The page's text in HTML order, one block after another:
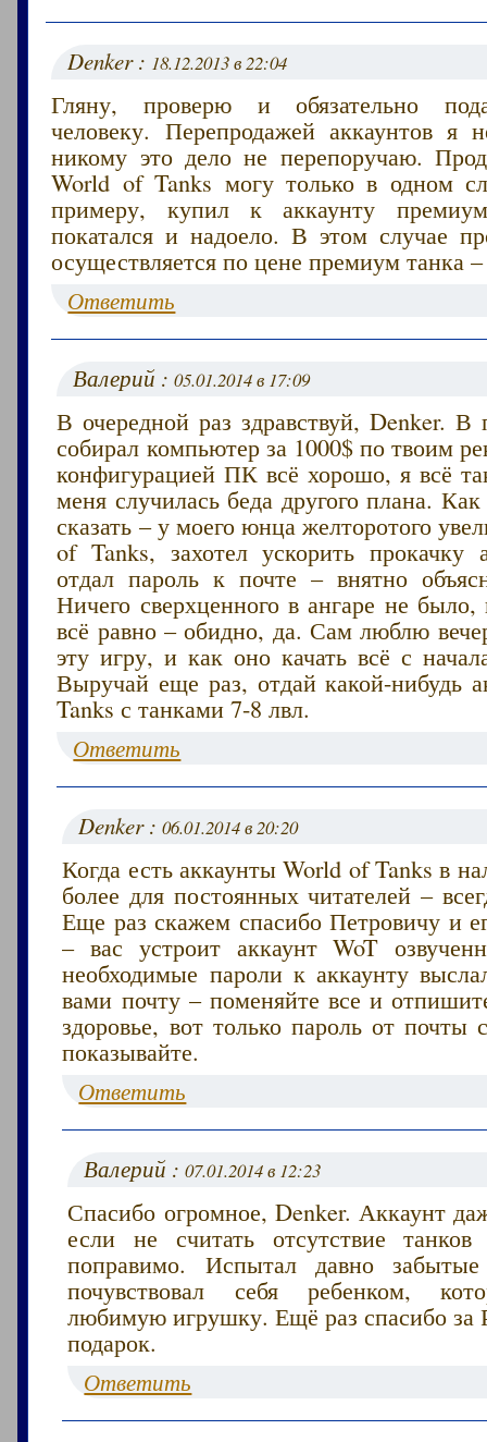
Denker : 18.12.2013 в 22:04
Гляну, проверю и обязательно
человеку. Перепродажей аккаунтов я
никому это дело не перепоручаю.
World of Tanks могу только в одном
примеру, купил к аккаунту
покатался и надоело. В этом случае
осуществляется по цене премиум танка
Ответить
Валерий :05.01.2014 в 17:09
В очередной раз здравствуй, Denker.
собирал компьютер за 1000$ по твоим
конфигурацией ПК всё хорошо, я всё
меня случилась беда другого плана.
сказать – у моего юнца желторотого
of Tanks, захотел ускорить прокачку
отдал пароль к почте – внятно
Ничего сверхценного в ангаре не
всё равно – обидно, да. Сам люблю
эту игру, и как оно качать всё с
Выручай еще раз, отдай какой-нибудь
Tanks с танками 7-8 лвл.
Ответить
Denker :06.01.2014 в 20:20
Когда есть аккаунты World of Tanks в
более для постоянных читателей –
Еще раз скажем спасибо Петровичу и
– вас устроит аккаунт WoT
необходимые пароли к аккаунту
вами почту – поменяйте все и
здоровье, вот только пароль от
показывайте.
Ответить
Валерий :07.01.2014 в 12:23
Спасибо огромное, Denker. Аккаунт
если не считать отсутствие
поправимо. Испытал давно
почувствовал себя ребенком,
любимую игрушку. Ещё раз спасибо за
подарок.
Ответить